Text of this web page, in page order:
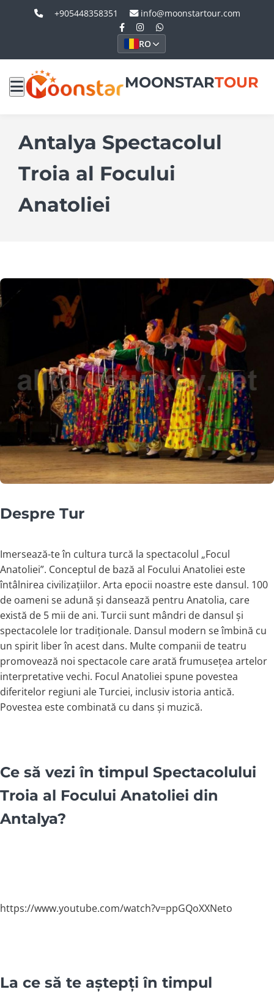
+905448358351 info@moonstartour.com
RO
MOONSTARTOUR
Antalya Spectacolul
Troia al Focului
Anatoliei
Despre Tur
Imersează-te în cultura turcă la spectacolul „Focul
Anatoliei”. Conceptul de bază al Focului Anatoliei este
întâlnirea civilizațiilor. Arta epocii noastre este dansul. 100
de oameni se adună și dansează pentru Anatolia, care
există de 5 mii de ani. Turcii sunt mândri de dansul și
spectacolele lor tradiționale. Dansul modern se îmbină cu
un spirit liber în acest dans. Multe companii de teatru
promovează noi spectacole care arată frumusețea artelor
interpretative vechi. Focul Anatoliei spune povestea
diferitelor regiuni ale Turciei, inclusiv istoria antică.
Povestea este combinată cu dans și muzică.
Ce să vezi în timpul Spectacolului
Troia al Focului Anatoliei din
Antalya?
https://www.youtube.com/watch?v=ppGQoXXNeto
La ce să te aștepți în timpul